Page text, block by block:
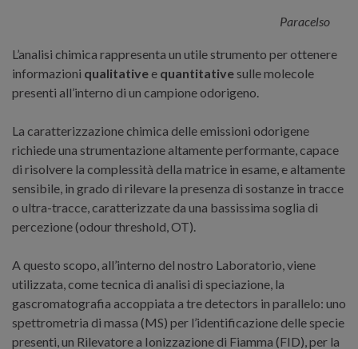
Paracelso
L’analisi chimica rappresenta un utile strumento per ottenere
informazioni qualitativee quantitativesulle molecole
presenti all’interno di un campione odorigeno.
La caratterizzazione chimica delle emissioni odorigene
richiede una strumentazione altamente performante, capace
di risolvere la complessità della matrice in esame, e altamente
sensibile, in grado di rilevare la presenza di sostanze in tracce
o ultra-tracce, caratterizzate da una bassissima soglia di
percezione (odour threshold, OT).
A questo scopo, all’interno del nostro Laboratorio, viene
utilizzata, come tecnica di analisi di speciazione, la
gascromatografia accoppiata a tre detectors in parallelo: uno
spettrometria di massa (MS) per l’identificazione delle specie
presenti, un Rilevatore a Ionizzazione di Fiamma (FID), per la